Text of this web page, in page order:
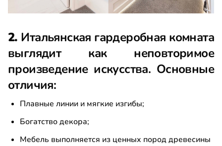
2. Итальянская гардеробная комната
выглядит как неповторимое
произведение искусства. Основные
отличия:
Плавные линии и мягкие изгибы;
Богатство декора;
Мебель выполняется из ценных пород древесины